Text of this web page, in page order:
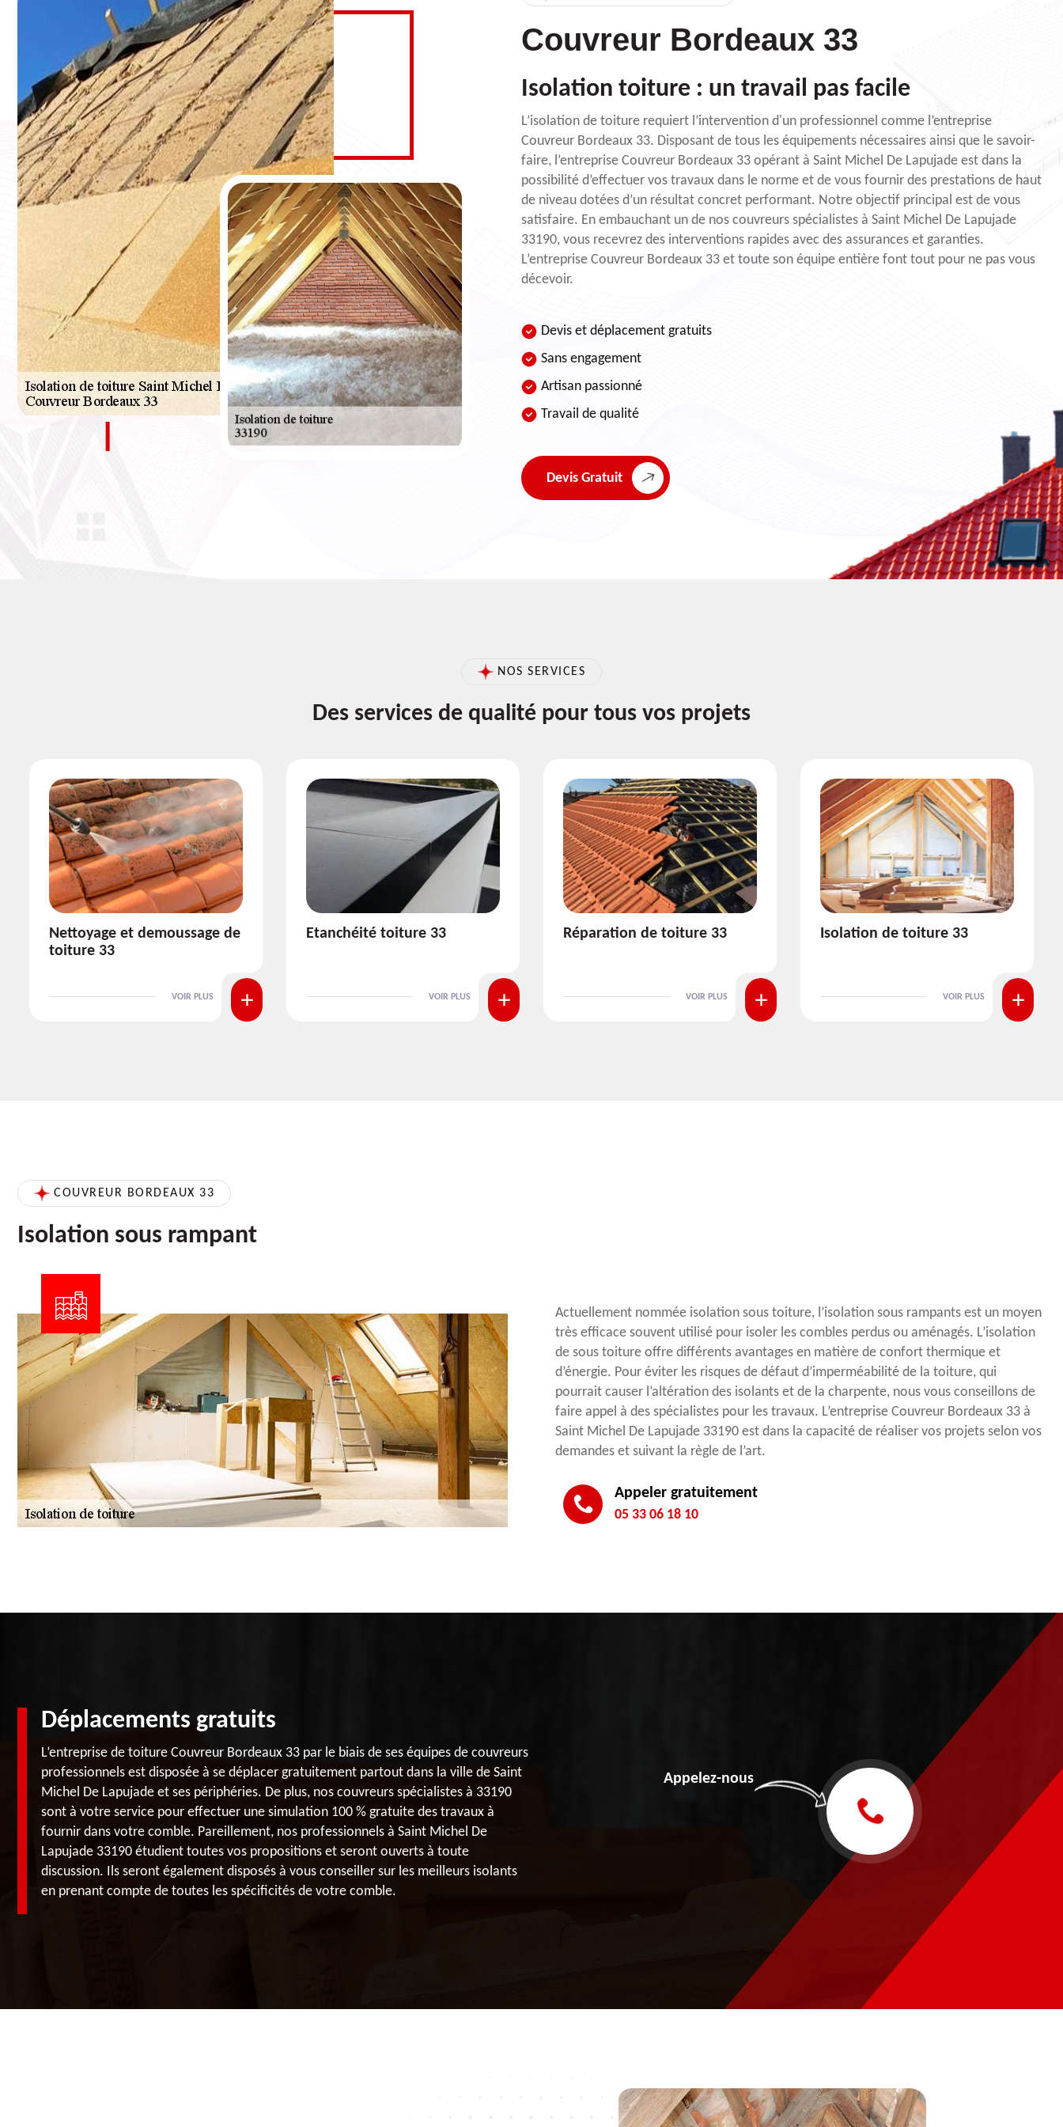
Couvreur Bordeaux 33
Isolation toiture : un travail pas facile
L’isolation de toiture requiert l’intervention d'un professionnel comme l’entreprise
Couvreur Bordeaux 33. Disposant de tous les équipements nécessaires ainsi que le savoir-
faire, l’entreprise Couvreur Bordeaux 33 opérant à Saint Michel De Lapujade est dans la
possibilité d’effectuer vos travaux dans le norme et de vous fournir des prestations de haut
de niveau dotées d’un résultat concret performant. Notre objectif principal est de vous
satisfaire. En embauchant un de nos couvreurs spécialistes à Saint Michel De Lapujade
33190, vous recevrez des interventions rapides avec des assurances et garanties.
L’entreprise Couvreur Bordeaux 33 et toute son équipe entière font tout pour ne pas vous
décevoir.
Devis et déplacement gratuits
Sans engagement
Artisan passionné
Travail de qualité
Devis Gratuit
NOS SERVICES
Des services de qualité pour tous vos projets
Etanchéité toiture 33
VOIR PLUS
Réparation de toiture 33
VOIR PLUS
Isolation de toiture 33
VOIR PLUS
Pose et nettoyage de
VOIR PLUS
COUVREUR BORDEAUX 33
Isolation sous rampant
Actuellement nommée isolation sous toiture, l’isolation sous rampants est un moyen
très efficace souvent utilisé pour isoler les combles perdus ou aménagés. L’isolation
de sous toiture offre différents avantages en matière de confort thermique et
d’énergie. Pour éviter les risques de défaut d’imperméabilité de la toiture, qui
pourrait causer l’altération des isolants et de la charpente, nous vous conseillons de
faire appel à des spécialistes pour les travaux. L’entreprise Couvreur Bordeaux 33 à
Saint Michel De Lapujade 33190 est dans la capacité de réaliser vos projets selon vos
demandes et suivant la règle de l’art.
Appeler gratuitement
05 33 06 18 10
Déplacements gratuits
L’entreprise de toiture Couvreur Bordeaux 33 par le biais de ses équipes de couvreurs
professionnels est disposée à se déplacer gratuitement partout dans la ville de Saint
Michel De Lapujade et ses périphéries. De plus, nos couvreurs spécialistes à 33190
sont à votre service pour effectuer une simulation 100 % gratuite des travaux à
fournir dans votre comble. Pareillement, nos professionnels à Saint Michel De
Lapujade 33190 étudient toutes vos propositions et seront ouverts à toute
discussion. Ils seront également disposés à vous conseiller sur les meilleurs isolants
en prenant compte de toutes les spécificités de votre comble.
Appelez-nous